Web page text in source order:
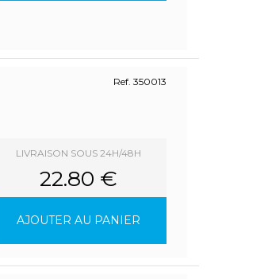
Ref. 350013
LIVRAISON SOUS 24H/48H
22.80 €
AJOUTER AU PANIER